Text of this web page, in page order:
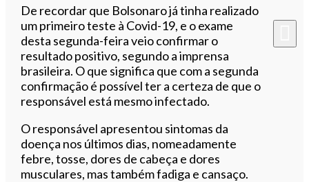
De recordar que Bolsonaro já tinha realizado
um primeiro teste à Covid-19, e o exame
desta segunda-feira veio confirmar o
resultado positivo, segundo a imprensa
brasileira. O que significa que com a segunda
confirmação é possível ter a certeza de que o
responsável está mesmo infectado.
O responsável apresentou sintomas da
doença nos últimos dias, nomeadamente
febre, tosse, dores de cabeça e dores
musculares, mas também fadiga e cansaço.